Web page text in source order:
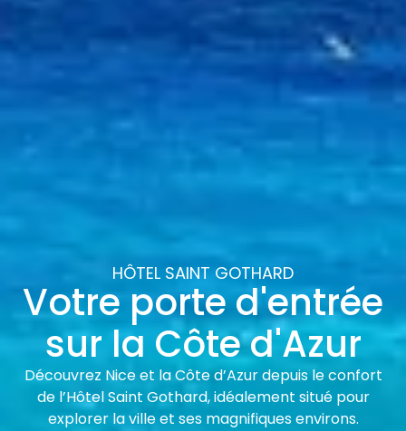
HÔTEL SAINT GOTHARD
Votre porte d'entrée
sur la Côte d'Azur
Découvrez Nice et la Côte d’Azur depuis le confort
de l’Hôtel Saint Gothard, idéalement situé pour
explorer la ville et ses magnifiques environs.